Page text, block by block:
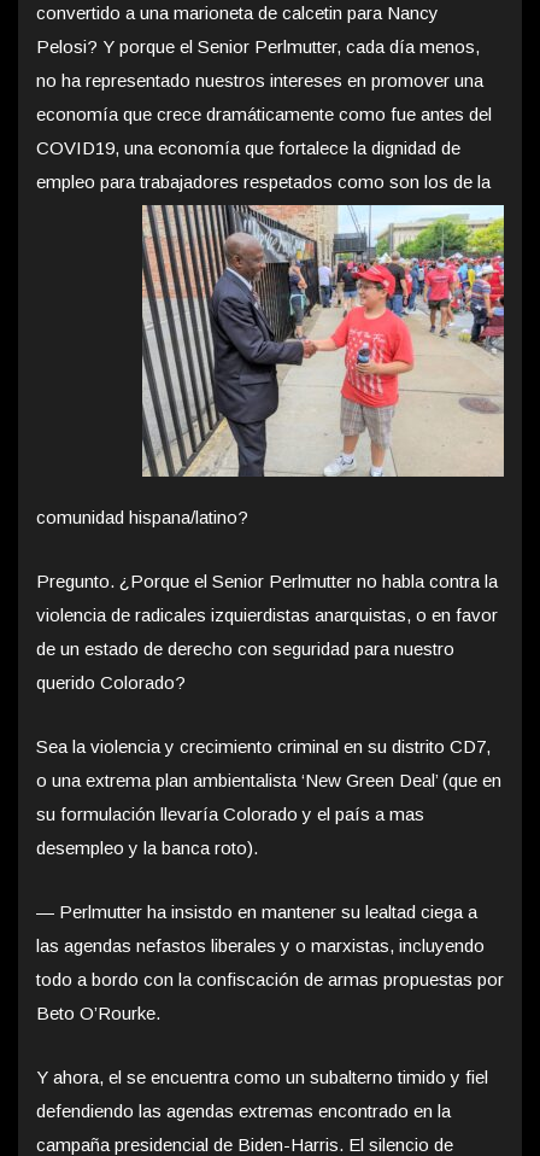
convertido a una marioneta de calcetin para Nancy
Pelosi? Y porque el Senior Perlmutter, cada día menos,
no ha representado nuestros intereses en promover una
economía que crece dramáticamente como fue antes del
COVID19, una economía que fortalece la dignidad de
empleo paratrabajadores respetados como son los de la
comunidad hispana/latino?
Pregunto. ¿Porque el Senior Perlmutter no habla contra la
violencia de radicales izquierdistas anarquistas, o en favor
de un estado de derecho con seguridad para nuestro
querido Colorado?
Sea la violencia y crecimiento criminal en su distrito CD7,
o una extrema plan ambientalista ‘New Green Deal’ (que en
su formulación llevaría Colorado y el país a mas
desempleo y la banca roto).
— Perlmutter ha insistdo en mantener su lealtad ciega a
las agendas nefastos liberales y o marxistas, incluyendo
todo a bordo con la confiscación de armas propuestas por
Beto O’Rourke.
Y ahora, el se encuentra como un subalterno timido y fiel
defendiendo las agendas extremas encontrado en la
campaña presidencial de Biden-Harris. El silencio de